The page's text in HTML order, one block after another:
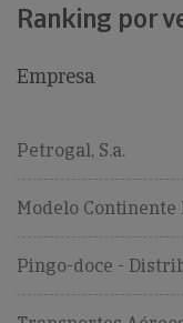
Ranking por
Empresa
Petrogal, S.a.
Modelo Continente
Pingo-doce -